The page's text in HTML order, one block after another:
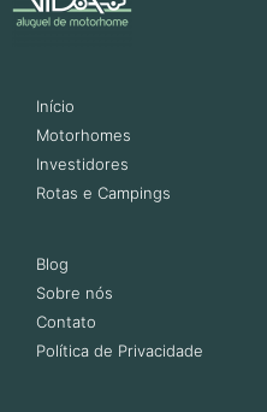
Início
Motorhomes
Investidores
Rotas e Campings
Blog
Sobre nós
Contato
Política de Privacidade